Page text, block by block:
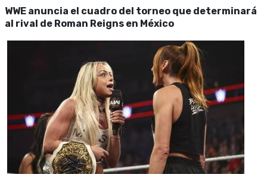
WWE anuncia el cuadro del torneo que determinará
al rival de Roman Reigns en México